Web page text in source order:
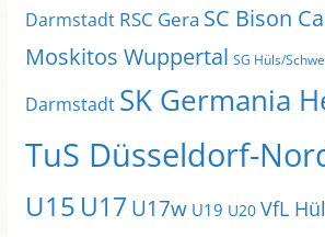
Darmstadt RSC Gera SC Bison
Moskitos Wuppertal SG Hüls/
Darmstadt SK Germania
TuS Düsseldorf-
U15 U17 U17w U19 U20 VfL